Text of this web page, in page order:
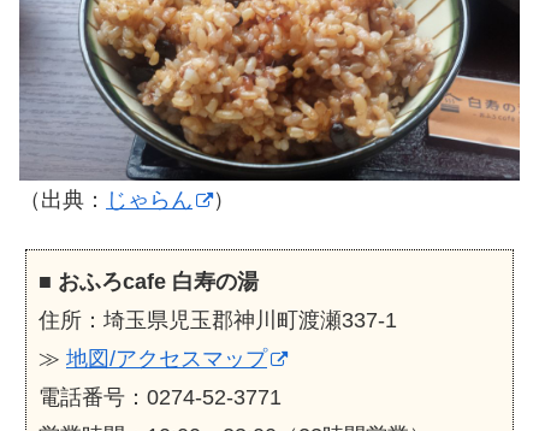
（出典： じゃらん ）
■ おふろcafe 白寿の湯
住所：埼玉県児玉郡神川町渡瀬337-1
≫ 地図/アクセスマップ
電話番号：0274-52-3771